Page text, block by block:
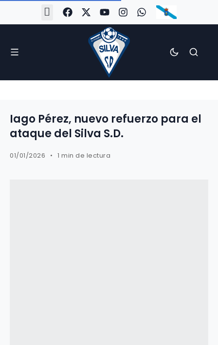
Iago Pérez, nuevo refuerzo para el
ataque del Silva S.D.
01/01/2026 1 min de lectura